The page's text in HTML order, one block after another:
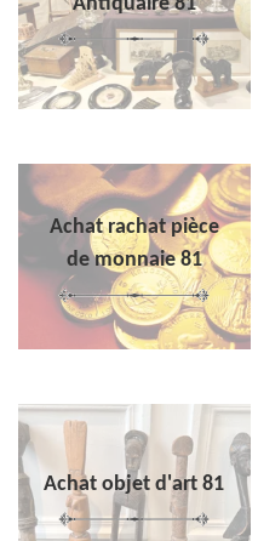
Achat rachat pièce
de monnaie 81
Achat objet d'art 81